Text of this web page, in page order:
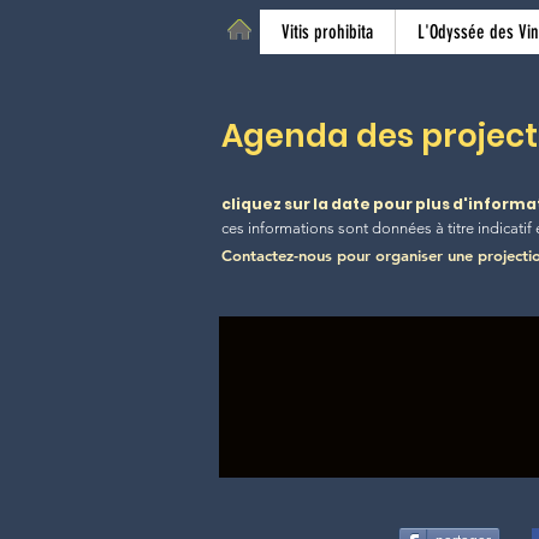
Vitis prohibita L'Odyssée des
Agenda des
cliquez sur la date pour plus
ces informations sont données à titre indicatif
Contactez-nous pour organiser une